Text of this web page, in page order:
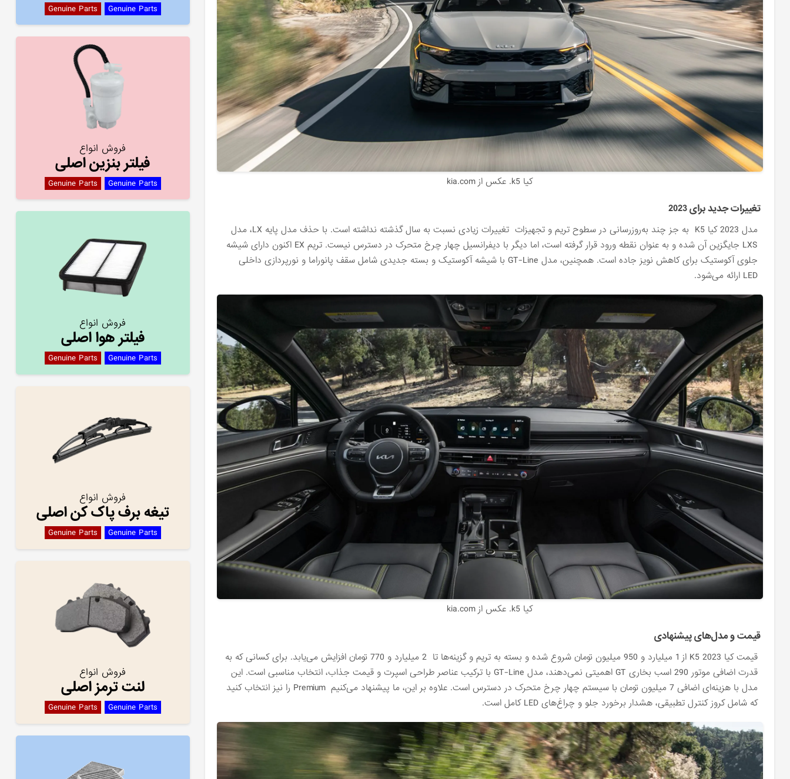
Genuine Parts Genuine Parts
فروش انواع
فیلتر بنزین اصلی
Genuine Parts Genuine Parts
فروش انواع
فیلتر هوا اصلی
Genuine Parts Genuine Parts
فروش انواع
تیغه برف پاک کن اصلی
Genuine Parts Genuine Parts
فروش انواع
لنت ترمز اصلی
Genuine Parts Genuine Parts
کیا k5. عکس از kia.com
تغییرات جدید برای 2023
مدل 2023 کیا K5 به جز چند به‌روزرسانی در سطوح تریم و تجهیزات تغییرات زیادی نسبت به سال گذشته نداشته است. با حذف مدل پایه LX، مدل
LXS جایگزین آن شده و به عنوان نقطه ورود قرار گرفته است، اما دیگر با دیفرانسیل چهار چرخ متحرک در دسترس نیست. تریم EX اکنون دارای شیشه
جلوی آکوستیک برای کاهش نویز جاده است. همچنین، مدل GT-Line با شیشه آکوستیک و بسته جدیدی شامل سقف پانوراما و نورپردازی داخلی
LED ارائه می‌شود.
کیا k5. عکس از kia.com
قیمت و مدل‌های پیشنهادی
قیمت کیا K5 2023 از 1 میلیارد و 950 میلیون تومان شروع شده و بسته به تریم و گزینه‌ها تا 2 میلیارد و 770 تومان افزایش می‌یابد. برای کسانی که به
قدرت اضافی موتور 290 اسب بخاری GT اهمیتی نمی‌دهند، مدل GT-Line با ترکیب عناصر طراحی اسپرت و قیمت جذاب، انتخاب مناسبی است. این
مدل با هزینه‌ای اضافی 7 میلیون تومان با سیستم چهار چرخ متحرک در دسترس است. علاوه بر این، ما پیشنهاد می‌کنیم Premium را نیز انتخاب کنید
که شامل کروز کنترل تطبیقی، هشدار برخورد جلو و چراغ‌های LED کامل است.